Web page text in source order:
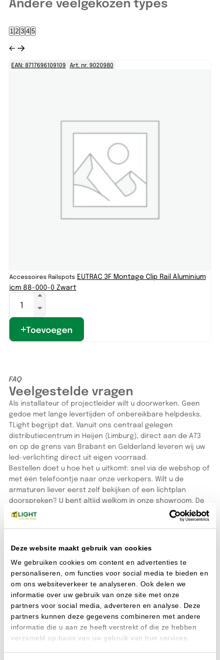
Deze website maakt gebruik van cookies
We gebruiken cookies om content en advertenties te
personaliseren, om functies voor social media te bieden en
om ons websiteverkeer te analyseren. Ook delen we
informatie over uw gebruik van onze site met onze
partners voor social media, adverteren en analyse. Deze
partners kunnen deze gegevens combineren met andere
informatie die u aan ze heeft verstrekt of die ze hebben
verzameld op basis van uw gebruik van hun services.
1 2 3 4 5
EAN: 8717696109109 Art. nr. 9020980
Accessoires Railspots EUTRAC 3F Montage Clip Rail Aluminium
icm 88-000-0 Zwart
Toevoegen
FAQ
Veelgestelde vragen
Als installateur of projectleider wilt u doorwerken. Geen
gedoe met lange levertijden of onbereikbare helpdesks.
TLight begrijpt dat. Vanuit ons centraal gelegen
distributiecentrum in Heijen (Limburg), direct aan de A73
en op de grens van Brabant en Gelderland leveren wij uw
led-verlichting direct uit eigen voorraad.
Bestellen doet u hoe het u uitkomt: snel via de webshop of
met één telefoontje naar onze verkopers. Wilt u de
armaturen liever eerst zelf bekijken of een lichtplan
doorspreken? U bent altijd welkom in onze showroom. De
koffie staat klaar en onze lichtspecialisten denken direct
met u mee.
Waarom zou ik een lichtplan laten maken?
Om zo ook aan uw klant te kunnen aantonen dat de
verlichting die u plaatst voldoet aan de gestelde eisen en
normen.
Wat kost het maken van een lichtplan?
Wij maken altijd vrijblijvend een lichtplan en hier worden
dus geen kosten voor gerekend.